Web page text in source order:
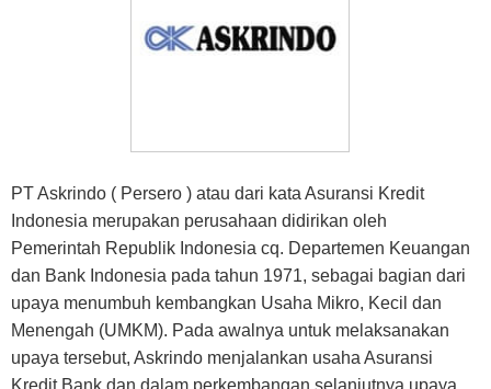
PT Askrindo ( Persero ) atau dari kata Asuransi Kredit
Indonesia merupakan perusahaan didirikan oleh
Pemerintah Republik Indonesia cq. Departemen Keuangan
dan Bank Indonesia pada tahun 1971, sebagai bagian dari
upaya menumbuh kembangkan Usaha Mikro, Kecil dan
Menengah (UMKM). Pada awalnya untuk melaksanakan
upaya tersebut, Askrindo menjalankan usaha Asuransi
Kredit Bank dan dalam perkembangan selanjutnya upaya